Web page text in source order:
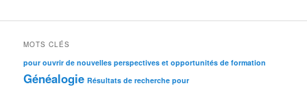
MOTS CLÉS
pour ouvrir de nouvelles perspectives et opportunités de formation
Généalogie Résultats de recherche pour